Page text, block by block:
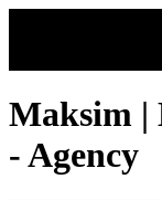
Maksim |
- Agency